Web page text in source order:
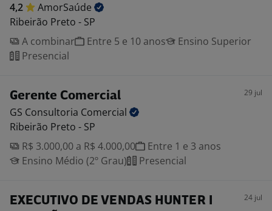
4,2
AmorSaúde
Ribeirão Preto - SP
A combinar
Entre 5 e 10 anos
Ensino Superior
Presencial
Gerente Comercial 29 jul
GS Consultoria Comercial
Ribeirão Preto - SP
R$ 3.000,00 a R$ 4.000,00
Entre 1 e 3 anos
Ensino Médio (2º Grau)
Presencial
EXECUTIVO DE VENDAS HUNTER I
24 jul